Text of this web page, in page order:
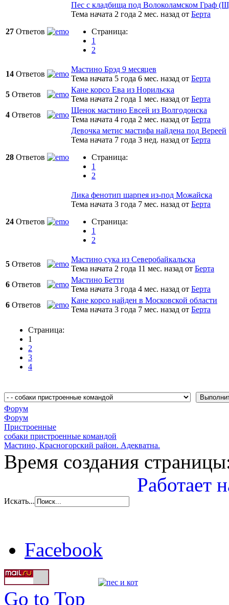
27 Ответов
Пес с кладбища под Волоколамском Граф
Тема начата 2 года 2 мес. назад от Берта
Страница:
1
2
14 Ответов
Мастино Брэд 9 месяцев
Тема начата 5 года 6 мес. назад от Берта
5 Ответов
Кане корсо Ева из Норильска
Тема начата 2 года 1 мес. назад от Берта
4 Ответов
Щенок мастино Евсей из Волгодонска
Тема начата 4 года 2 мес. назад от Берта
28 Ответов
Девочка метис мастифа найдена под Вереей
Тема начата 7 года 3 нед. назад от Берта
Страница:
1
2
24 Ответов
Лика фенотип шарпея из-под Можайска
Тема начата 3 года 7 мес. назад от Берта
Страница:
1
2
5 Ответов
Мастино сука из Северобайкальска
Тема начата 2 года 11 мес. назад от Берта
6 Ответов
Мастино Бетти
Тема начата 3 года 4 мес. назад от Берта
6 Ответов
Кане корсо найден в Московской области
Тема начата 3 года 7 мес. назад от Берта
Страница:
1
2
3
4
Форум
Форум
Пристроенные
собаки пристроенные командой
Мастино, Красногорский район. Адекватна.
Время создания
Работает
Искать...
Facebook
Go to Top